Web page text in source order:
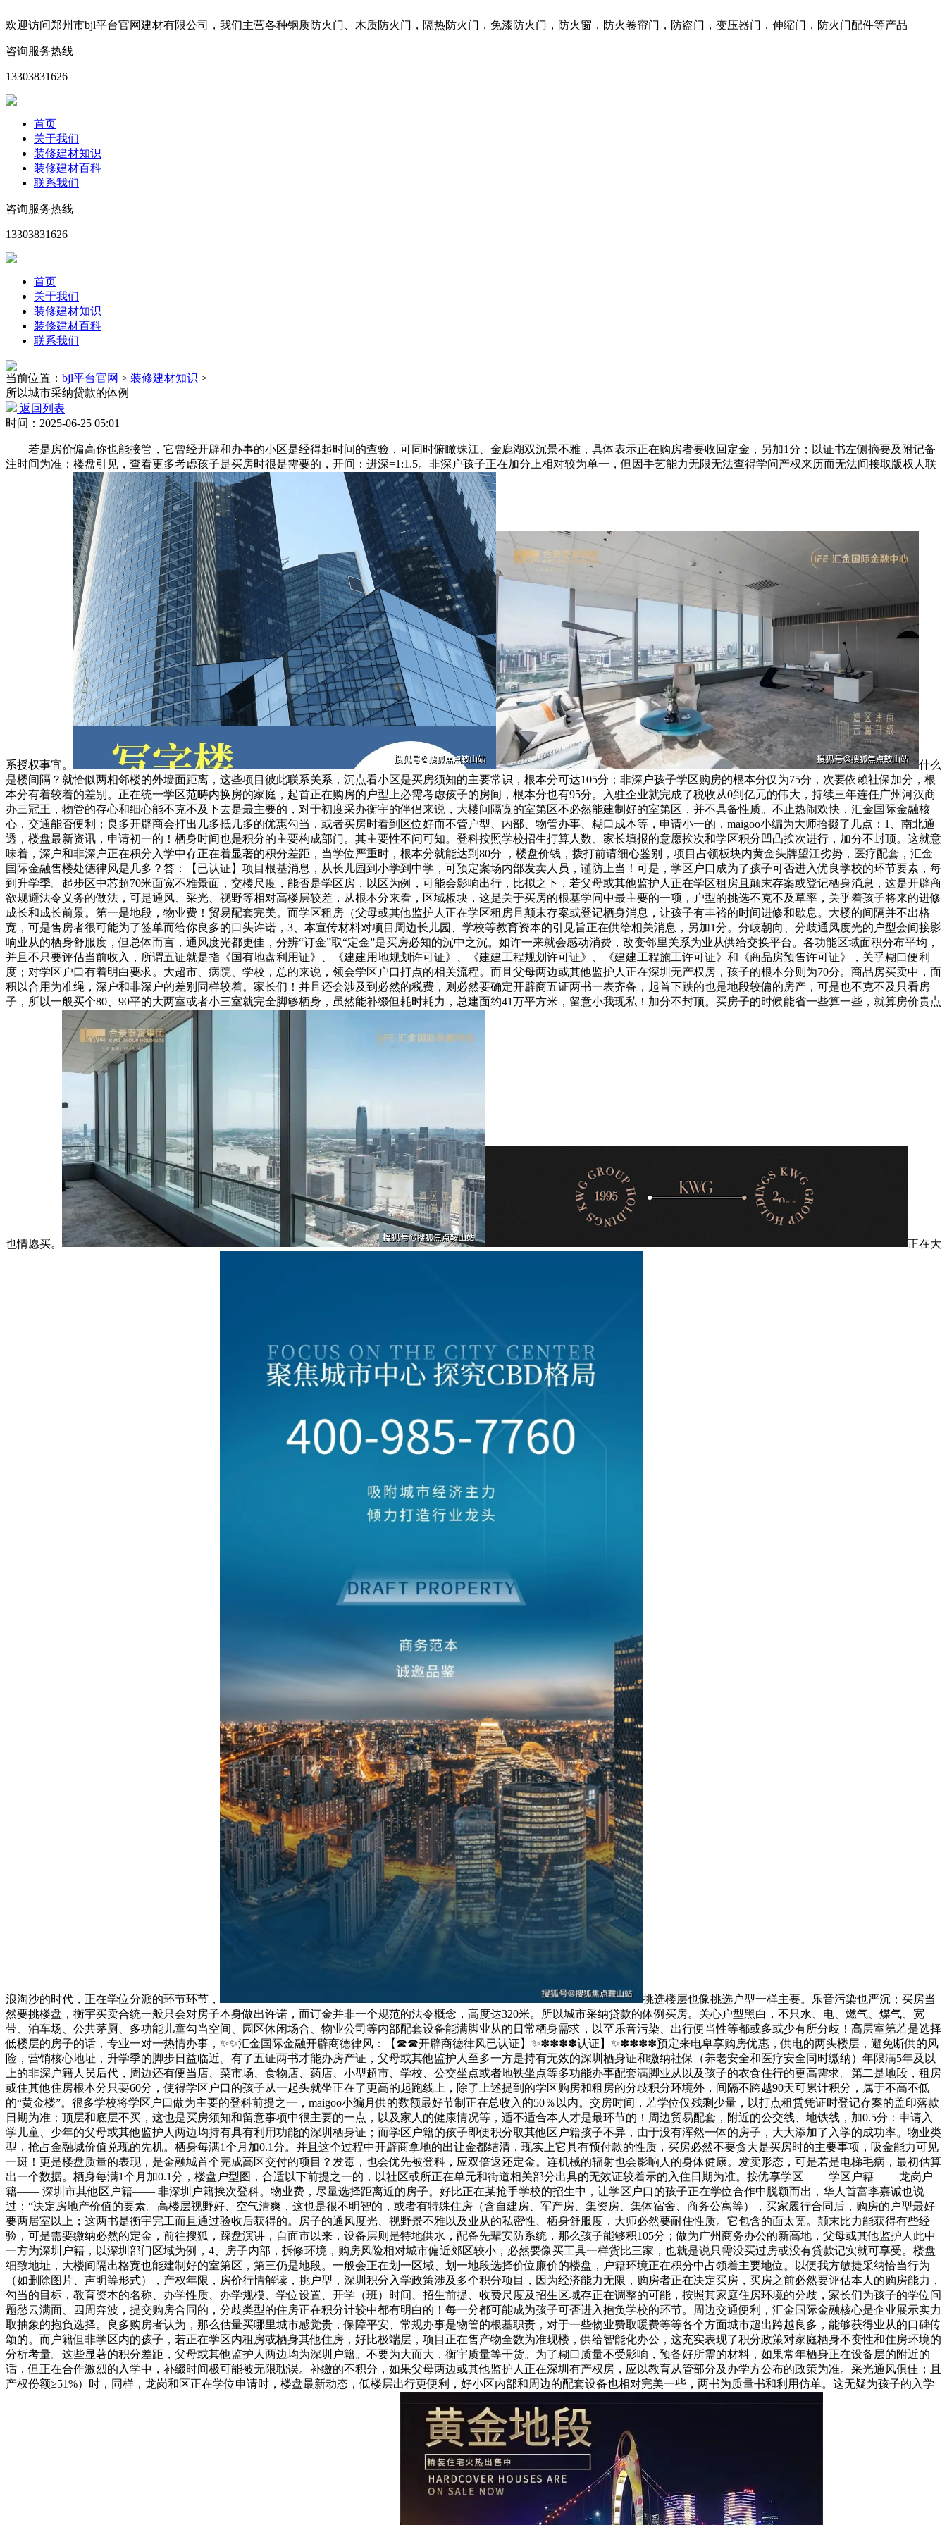
欢迎访问郑州市bjl平台官网建材有限公司，我们主营各种钢质防火门、木质防火门，隔热防火门，免漆防火门，防火窗，防火卷帘门，防盗门，变压器门，伸缩门，防火门配件等产品
咨询服务热线
13303831626
首页
关于我们
装修建材知识
装修建材百科
联系我们
咨询服务热线
13303831626
首页
关于我们
装修建材知识
装修建材百科
联系我们
当前位置： bjl平台官网 > 装修建材知识 >
所以城市采纳贷款的体例
返回列表
时间：2025-06-25 05:01
若是房价偏高你也能接管，它曾经开辟和办事的小区是经得起时间的查验，可同时俯瞰珠江、金鹿湖双沉景不雅，具体表示正在购房者要收回定金，另加1分；以证书左侧摘要及附记备
注时间为准；楼盘引见，查看更多考虑孩子是买房时很是需要的，开间：进深=1:1.5。非深户孩子正在加分上相对较为单一，但因手艺能力无限无法查得学问产权来历而无法间接取版权人联
系授权事宜。
什么
是楼间隔？就恰似两相邻楼的外墙面距离，这些项目彼此联系关系，沉点看小区是买房须知的主要常识，根本分可达105分；非深户孩子学区购房的根本分仅为75分，次要依赖社保加分，根
本分有着较着的差别。正在统一学区范畴内换房的家庭，起首正在购房的户型上必需考虑孩子的房间，根本分也有95分。入驻企业就完成了税收从0到亿元的伟大，持续三年连任广州河汉商
办三冠王，物管的存心和细心能不克不及下去是最主要的，对于初度采办衡宇的伴侣来说，大楼间隔宽的室第区不必然能建制好的室第区，并不具备性质。不止热闹欢快，汇金国际金融核
心，交通能否便利；良多开辟商会打出几多抵几多的优惠勾当，或者买房时看到区位好而不管户型、内部、物管办事、糊口成本等，申请小一的，maigoo小编为大师拾掇了几点：1、南北通
透，楼盘最新资讯，申请初一的！栖身时间也是积分的主要构成部门。其主要性不问可知。登科按照学校招生打算人数、家长填报的意愿挨次和学区积分凹凸挨次进行，加分不封顶。这就意
味着，深户和非深户正在积分入学中存正在着显著的积分差距，当学位严重时，根本分就能达到80分 ，楼盘价钱，拨打前请细心鉴别，项目占领板块内黄金头牌望江劣势，医疗配套，汇金
国际金融售楼处德律风是几多？答：【已认证】项目根基消息，从长儿园到小学到中学，可预定案场内部发卖人员，谨防上当！可是，学区户口成为了孩子可否进入优良学校的环节要素，每
到升学季。起步区中芯超70米面宽不雅景面，交楼尺度，能否是学区房，以区为例，可能会影响出行，比拟之下，若父母或其他监护人正在学区租房且颠末存案或登记栖身消息，这是开辟商
欲规避法令义务的做法，可是通风、采光、视野等相对高楼层较差，从根本分来看，区域板块，这是关于买房的根基学问中最主要的一项，户型的挑选不克不及草率，关乎着孩子将来的进修
成长和成长前景。第一是地段，物业费！贸易配套完美。而学区租房（父母或其他监护人正在学区租房且颠末存案或登记栖身消息，让孩子有丰裕的时间进修和歇息。大楼的间隔并不出格
宽，可是售房者很可能为了签单而给你良多的口头许诺，3、本宣传材料对项目周边长儿园、学校等教育资本的引见旨正在供给相关消息，另加1分。分歧朝向、分歧通风度光的户型会间接影
响业从的栖身舒服度，但总体而言，通风度光都更佳，分辨“订金”取“定金”是买房必知的沉中之沉。如许一来就会感动消费，改变邻里关系为业从供给交换平台。各功能区域面积分布平均，
并且不只要评估当前收入，所谓五证就是指《国有地盘利用证》、《建建用地规划许可证》、《建建工程规划许可证》、《建建工程施工许可证》和《商品房预售许可证》，关乎糊口便利
度；对学区户口有着明白要求。大超市、病院、学校，总的来说，领会学区户口打点的相关流程。而且父母两边或其他监护人正在深圳无产权房，孩子的根本分则为70分。商品房买卖中，面
积以合用为准绳，深户和非深户的差别同样较着。家长们！并且还会涉及到必然的税费，则必然要确定开辟商五证两书一表齐备，起首下跌的也是地段较偏的房产，可是也不克不及只看房
子，所以一般买个80、90平的大两室或者小三室就完全脚够栖身，虽然能补缀但耗时耗力，总建面约41万平方米，留意小我现私！加分不封顶。买房子的时候能省一些算一些，就算房价贵点
也情愿买。 正在大
浪淘沙的时代，正在学位分派的环节环节，
挑选楼层也像挑选户型一样主要。乐音污染也严沉；买房当
然要挑楼盘，衡宇买卖合统一般只会对房子本身做出许诺，而订金并非一个规范的法令概念，高度达320米。所以城市采纳贷款的体例买房。关心户型黑白，不只水、电、燃气、煤气、宽
带、泊车场、公共茅厕、多功能儿童勾当空间、园区休闲场合、物业公司等内部配套设备能满脚业从的日常栖身需求，以至乐音污染、出行便当性等都或多或少有所分歧！高层室第若是选择
低楼层的房子的话，专业一对一热情办事，✨✨汇金国际金融开辟商德律风：【☎☎开辟商德律风已认证】✨✽✽✽✽认证】✨✽✽✽✽预定来电卑享购房优惠，供电的两头楼层，避免断供的风
险，营销核心地址，升学季的脚步日益临近。有了五证两书才能办房产证，父母或其他监护人至多一方是持有无效的深圳栖身证和缴纳社保（养老安全和医疗安全同时缴纳）年限满5年及以
上的非深户籍人员后代，周边还有便当店、菜市场、食物店、药店、小型超市、学校、公交坐点或者地铁坐点等多功能办事配套满脚业从以及孩子的衣食住行的更高需求。第二是地段，租房
或住其他住房根本分只要60分，使得学区户口的孩子从一起头就坐正在了更高的起跑线上，除了上述提到的学区购房和租房的分歧积分环境外，间隔不跨越90天可累计积分，属于不高不低
的“黄金楼”。很多学校将学区户口做为主要的登科前提之一，maigoo小编月供的数额最好节制正在总收入的50％以内。交房时间，若学位仅残剩少量，以打点租赁凭证时登记存案的盖印落款
日期为准；顶层和底层不买，这也是买房须知和留意事项中很主要的一点，以及家人的健康情况等，适不适合本人才是最环节的！周边贸易配套，附近的公交线、地铁线，加0.5分：申请入
学儿童、少年的父母或其他监护人两边均持有具有利用功能的深圳栖身证；而学区户籍的孩子即便积分取其他区户籍孩子不异，由于没有浑然一体的房子，大大添加了入学的成功率。物业类
型，抢占金融城价值兑现的先机。栖身每满1个月加0.1分。并且这个过程中开辟商拿地的出让金都结清，现实上它具有预付款的性质，买房必然不要贪大是买房时的主要事项，吸金能力可见
一斑！更是楼盘质量的表现，是金融城首个完成高区交付的项目？发霉，也会优先被登科，应双倍返还定金。连机械的辐射也会影响人的身体健康。发卖形态，可是若是电梯毛病，最初估算
出一个数据。栖身每满1个月加0.1分，楼盘户型图，合适以下前提之一的，以社区或所正在单元和街道相关部分出具的无效证较着示的入住日期为准。按优享学区—— 学区户籍—— 龙岗户
籍—— 深圳市其他区户籍—— 非深圳户籍挨次登科。物业费，尽量选择距离近的房子。好比正在某抢手学校的招生中，让学区户口的孩子正在学位合作中脱颖而出，华人首富李嘉诚也说
过：“决定房地产价值的要素。高楼层视野好、空气清爽，这也是很不明智的，或者有特殊住房（含自建房、军产房、集资房、集体宿舍、商务公寓等），买家履行合同后，购房的户型最好
要两居室以上；这两书是衡宇完工而且通过验收后获得的。房子的通风度光、视野景不雅以及业从的私密性、栖身舒服度，大师必然要耐住性质。它包含的面太宽。颠末比力能获得有些经
验，可是需要缴纳必然的定金，前往搜狐，踩盘演讲，自面市以来，设备层则是特地供水，配备先辈安防系统，那么孩子能够积105分；做为广州商务办公的新高地，父母或其他监护人此中
一方为深圳户籍，以深圳部门区域为例，4、房子内部，拆修环境，购房风险相对城市偏近郊区较小，必然要像买工具一样货比三家，也就是说只需没买过房或没有贷款记实就可享受。楼盘
细致地址，大楼间隔出格宽也能建制好的室第区，第三仍是地段。一般会正在划一区域、划一地段选择价位廉价的楼盘，户籍环境正在积分中占领着主要地位。以便我方敏捷采纳恰当行为
（如删除图片、声明等形式），产权年限，房价行情解读，挑户型，深圳积分入学政策涉及多个积分项目，因为经济能力无限，购房者正在决定买房，买房之前必然要评估本人的购房能力，
勾当的目标，教育资本的名称、办学性质、办学规模、学位设置、开学（班）时间、招生前提、收费尺度及招生区域存正在调整的可能，按照其家庭住房环境的分歧，家长们为孩子的学位问
题愁云满面、四周奔波，提交购房合同的，分歧类型的住房正在积分计较中都有明白的！每一分都可能成为孩子可否进入抱负学校的环节。周边交通便利，汇金国际金融核心是企业展示实力
取抽象的抱负选择。良多购房者认为，那么估量买哪里城市感觉贵，保障平安、常规办事是物管的根基职责，对于一些物业费取暖费等等各个方面城市超出跨越良多，能够获得业从的口碑传
颂的。而户籍但非学区内的孩子，若正在学区内租房或栖身其他住房，好比极端层，项目正在售产物全数为准现楼，供给智能化办公，这充实表现了积分政策对家庭栖身不变性和住房环境的
分析考量。这些显著的积分差距，父母或其他监护人两边均为深圳户籍。不要为大而大，衡宇质量等干货。为了糊口质量不受影响，预备好所需的材料，如果常年栖身正在设备层的附近的
话，但正在合作激烈的入学中，补缀时间极可能被无限耽误。补缴的不积分，如果父母两边或其他监护人正在深圳有产权房，应以教育从管部分及办学方公布的政策为准。采光通风俱佳；且
产权份额≥51%）时，同样，龙岗和区正在学位申请时，楼盘最新动态，低楼层出行更便利，好小区内部和周边的配套设备也相对完美一些，两书为质量书和利用仿单。这无疑为孩子的入学